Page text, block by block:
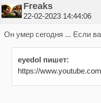
Freaks
22-02-2023 14:44:06
Он умер сегодня ... Если
eyedol пишет:
https://